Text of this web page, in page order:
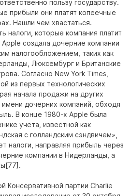
пользу государству.
прибыли они платят копеечные
Нашли чем хвастаться.
налоги, которые компания платит
создала дочерние компании
налогообложением, таких как
Люксембург и Британские
Согласно New York Times,
из первых технологических
начала продажи на других
имени дочерних компаний, обходя
В конце 1980-х Apple была
учёта, известной как
с голландским сэндвичем»,
налоги, направляя прибыль через
компании в Нидерланды, а
Консервативной партии Charlie